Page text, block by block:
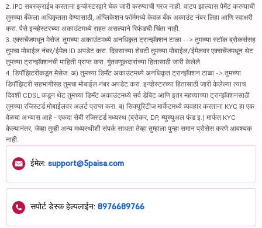
2. IPO सबस्क्राईब करताना इन्व्हेस्टरद्वारे चेक जारी करण्याची गरज नाही. वाटप झाल्यास पेमेंट करण्याची
तुमच्या बँकेला अधिकृतता देण्यासाठी, ॲप्लिकेशन फॉर्ममध्ये केवळ बँक अकाउंट नंबर लिहा आणि स्वाक्षरी
करा. पैसे इन्व्हेस्टरच्या अकाउंटमध्ये राहत असल्याने रिफंडची चिंता नाही.
3. एक्सचेंजमधून मेसेज: तुमच्या अकाउंटमध्ये अनधिकृत ट्रान्झॅक्शन टाळा --> तुमच्या स्टॉक ब्रोकर्ससह
तुमचा मोबाईल नंबर/ईमेल ID अपडेट करा. दिवसाच्या शेवटी तुमच्या मोबाईल/ईमेलवर एक्सचेंजमधून थेट
तुमच्या ट्रान्झॅक्शनची माहिती प्राप्त करा. गुंतवणूकदारांच्या हितासाठी जारी केलेले.
4. डिपॉझिटरीकडून मेसेज: अ) तुमच्या डिमॅट अकाउंटमध्ये अनधिकृत ट्रान्झॅक्शन टाळा -> तुमच्या
डिपॉझिटरी सहभागीसह तुमचा मोबाईल नंबर अपडेट करा. इन्व्हेस्टरच्या हितासाठी जारी केलेल्या त्याच
दिवशी CDSL कडून थेट तुमच्या डिमॅट अकाउंटमध्ये सर्व डेबिट आणि इतर महत्त्वाच्या ट्रान्झॅक्शनसाठी
तुमच्या रजिस्टर्ड मोबाईलवर अलर्ट प्राप्त करा. ब) सिक्युरिटीज मार्केटमध्ये व्यवहार करताना KYC हा एक
वेळचा अभ्यास आहे - एकदा सेबी रजिस्टर्ड मध्यस्थ (ब्रोकर, DP, म्युच्युअल फंड इ.) मार्फत KYC
केल्यानंतर, जेव्हा तुम्ही अन्य मध्यस्थीशी संपर्क साधता तेव्हा तुम्हाला पुन्हा समान प्रोसेस करणे आवश्यक
नाही.
ईमेल: support@5paisa.com
सपोर्ट डेस्क हेल्पलाईन: 8976689766